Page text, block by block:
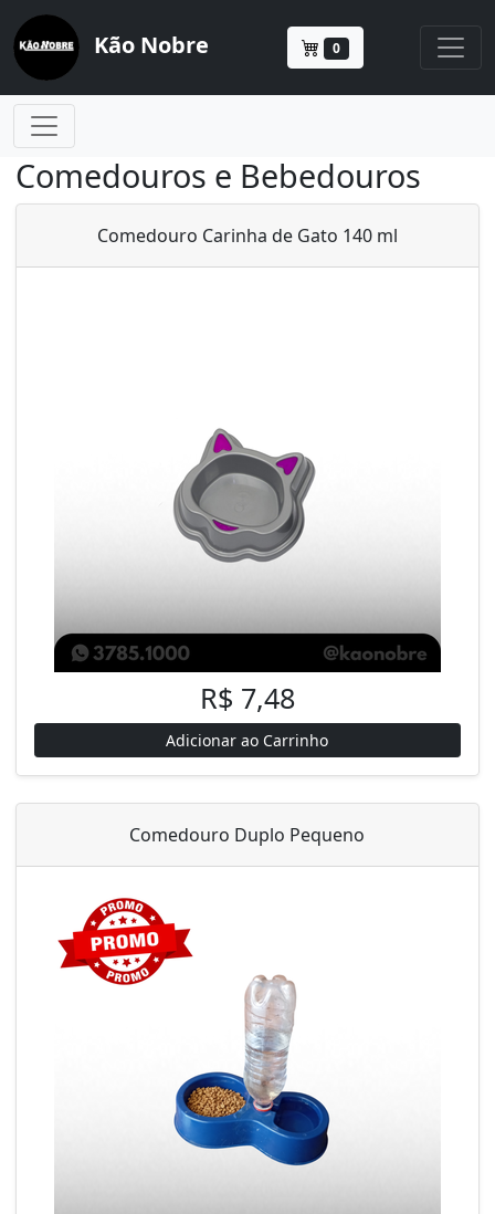
Kão Nobre 0
Comedouros e Bebedouros
Comedouro Carinha de Gato 140 ml
R$ 7,48
Adicionar ao Carrinho
Comedouro Duplo Pequeno